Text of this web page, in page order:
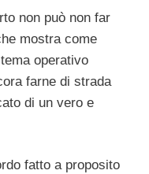
non può non far
mostra come
operativo
farne di strada
di un vero e
fatto a proposito